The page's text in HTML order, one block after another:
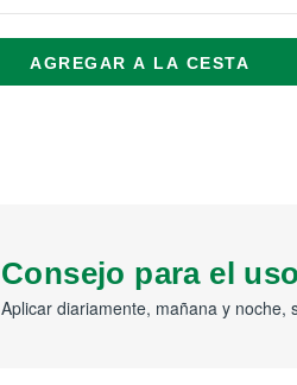
AGREGAR A LA CESTA
Consejo para el uso
Aplicar diariamente, mañana y